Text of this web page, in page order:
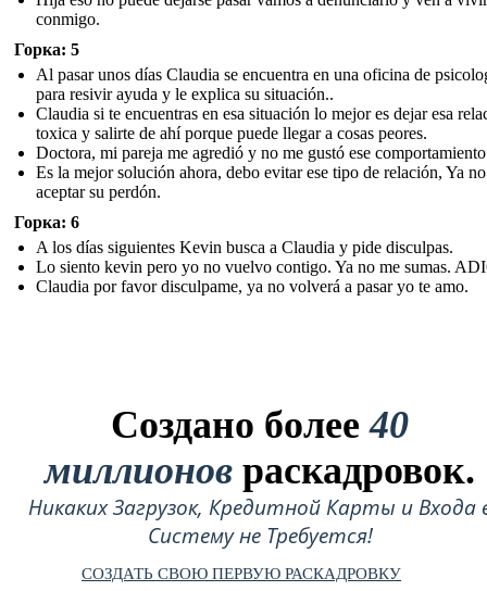
conmigo.
Горка: 5
Al pasar unos días Claudia se encuentra en una oficina de
para resivir ayuda y le explica su situación..
Claudia si te encuentras en esa situación lo mejor es dejar esa
toxica y salirte de ahí porque puede llegar a cosas peores.
Doctora, mi pareja me agredió y no me gustó ese
Es la mejor solución ahora, debo evitar ese tipo de relación, Ya
aceptar su perdón.
Горка: 6
A los días siguientes Kevin busca a Claudia y pide disculpas.
Lo siento kevin pero yo no vuelvo contigo. Ya no me sumas.
Claudia por favor disculpame, ya no volverá a pasar yo te amo.
Создано более40
миллионов раскадровок.
Никаких Загрузок, Кредитной Карты и Входа
Систему не Требуется!
СОЗДАТЬ СВОЮ ПЕРВУЮ РАСКАДРОВКУ